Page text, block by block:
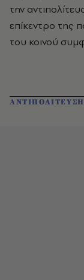
την
επίκεντρο της
του κοινού
ΑΝΤΙΠΟΛΙΤΕΥΣΗ